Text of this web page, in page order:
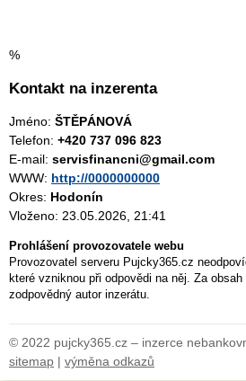
%
Kontakt na inzerenta
Jméno: ŠTĚPÁNOVÁ
Telefon: +420 737 096 823
E-mail: servisfinancni@gmail.com
WWW: http://0000000000
Okres: Hodonín
Vloženo: 23.05.2026, 21:41
Prohlášení provozovatele webu
Provozovatel serveru Pujcky365.cz
které vzniknou při odpovědi na něj. Za
zodpovědný autor inzerátu.
© 2022 pujcky365.cz – inzerce
sitemap | výměna odkazů